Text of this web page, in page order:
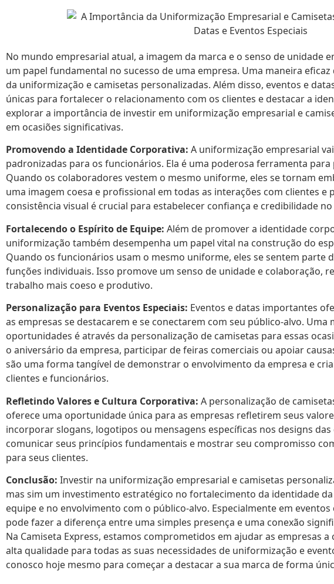
No mundo empresarial atual, a imagem da marca e o senso de unidade
um papel fundamental no sucesso de uma empresa. Uma maneira
da uniformização e camisetas personalizadas. Além disso, eventos e
únicas para fortalecer o relacionamento com os clientes e destacar a
explorar a importância de investir em uniformização empresarial e
em ocasiões significativas.
Promovendo a Identidade Corporativa: A uniformização empresarial
padronizadas para os funcionários. Ela é uma poderosa ferramenta
Quando os colaboradores vestem o mesmo uniforme, eles se tornam
uma imagem coesa e profissional em todas as interações com clientes e
consistência visual é crucial para estabelecer confiança e credibilidade
Fortalecendo o Espírito de Equipe: Além de promover a identidade
uniformização também desempenha um papel vital na construção do
Quando os funcionários usam o mesmo uniforme, eles se sentem parte
funções individuais. Isso promove um senso de unidade e colaboração,
trabalho mais coeso e produtivo.
Personalização para Eventos Especiais: Eventos e datas importantes
as empresas se destacarem e se conectarem com seu público-alvo. Uma
oportunidades é através da personalização de camisetas para essas
o aniversário da empresa, participar de feiras comerciais ou apoiar
são uma forma tangível de demonstrar o envolvimento da empresa e
clientes e funcionários.
Refletindo Valores e Cultura Corporativa: A personalização de
oferece uma oportunidade única para as empresas refletirem seus
incorporar slogans, logotipos ou mensagens específicas nos designs
comunicar seus princípios fundamentais e mostrar seu compromisso
para seus clientes.
Conclusão: Investir na uniformização empresarial e camisetas
mas sim um investimento estratégico no fortalecimento da identidade
equipe e no envolvimento com o público-alvo. Especialmente em
pode fazer a diferença entre uma simples presença e uma conexão
Na Camiseta Express, estamos comprometidos em ajudar as empresas
alta qualidade para todas as suas necessidades de uniformização e
conosco hoje mesmo para começar a destacar a sua marca de forma